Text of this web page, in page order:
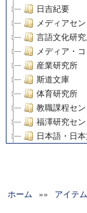
日吉紀要
メディアセ
言語文化研
メディア・
産業研究所
斯道文庫
体育研究所
教職課程セ
福澤研究セ
日本語・日
グローバル
ホーム »» アイテ